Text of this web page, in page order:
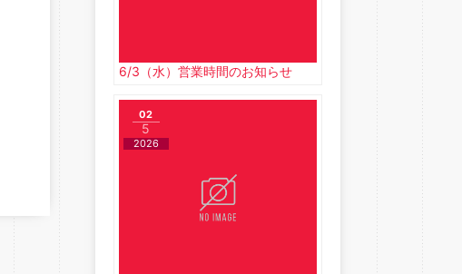
6/3（水）営業時間のお知らせ
02
5
2026